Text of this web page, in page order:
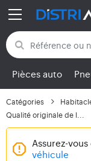
Retour aux
Pièces auto
Catégories
Qualité originale de l...
Assurez-
véhicule